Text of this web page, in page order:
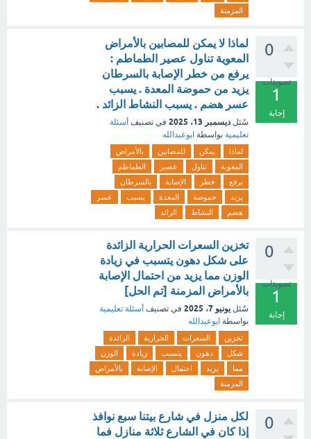
المزمنة
0
تصويتات
1
إجابة
لماذا لا يمكن للمصابين بالأمراض
المعوية تناول عصير الطماطم :
يرفع من خطر الإصابة بالسرطان
يزيد من حموضة المعدة . يسبب
عسر هضم . يسبب النشاط الزائد .
سُئل ديسمبر 13، 2025 في تصنيف أسئلة
تعليمية بواسطة ابوعبدالله
لماذا يمكن للمصابين
بالأمراض
المعوية
تناول عصير
الطماطم
يرفع
خطر الإصابة
بالسرطان
يزيد
حموضة المعدة يسبب
عسر
هضم
النشاط الزائد
0
تصويتات
1
إجابة
تخزين السعرات الحرارية الزائدة
على شكل دهون يتسبب في زيادة
الوزن مما يزيد من احتمال الإصابة
بالأمراض المزمنة [تم الحل]
سُئل يونيو 7، 2025 في تصنيف أسئلة تعليمية
بواسطة ابوعبدالله
تخزين السعرات الحرارية
الزائدة
شكل
دهون يتسبب زيادة
الوزن
مما
يزيد احتمال الإصابة
بالأمراض
المزمنة
0
لكل منزل في شارع بيتنا سبع نوافذ
إذا كان في الشارع ثلاثة منازل فما